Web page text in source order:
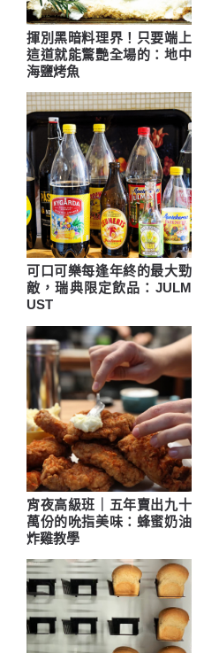
揮別黑暗料理界！只要端上
這道就能驚艷全場的：地中
海鹽烤魚
可口可樂每逢年終的最大勁
敵，瑞典限定飲品：JULM
UST
宵夜高級班｜五年賣出九十
萬份的吮指美味：蜂蜜奶油
炸雞教學